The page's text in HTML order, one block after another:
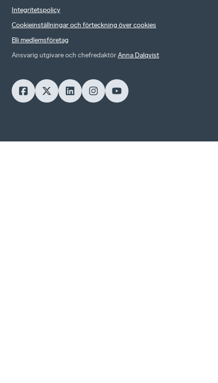
Integritetspolicy
Cookieinställningar och förteckning över cookies
Bli medlemsföretag
Ansvarig utgivare och chefredaktörAnna Dalqvist